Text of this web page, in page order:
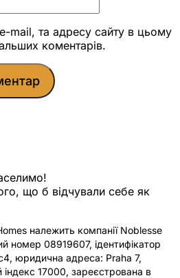
mail, та адресу сайту в цьому
коментарів.
що б відчували себе як
належить компанії Noblesse
номер 08919607, ідентифікатор
юридична адреса: Praha 7,
17000, зареєстрована в